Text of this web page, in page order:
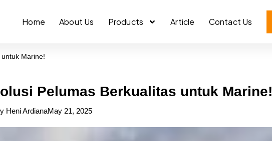
Home About Us Products Article Contact Us
Marine!
Pelumas Berkualitas untuk Marine!
Heni ArdianaMay 21, 2025